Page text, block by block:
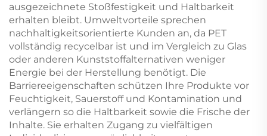
ausgezeichnete Stoßfestigkeit und Haltbarkeit
erhalten bleibt. Umweltvorteile sprechen
nachhaltigkeitsorientierte Kunden an, da PET
vollständig recycelbar ist und im Vergleich zu Glas
oder anderen Kunststoffalternativen weniger
Energie bei der Herstellung benötigt. Die
Barriereeigenschaften schützen Ihre Produkte vor
Feuchtigkeit, Sauerstoff und Kontamination und
verlängern so die Haltbarkeit sowie die Frische der
Inhalte. Sie erhalten Zugang zu vielfältigen